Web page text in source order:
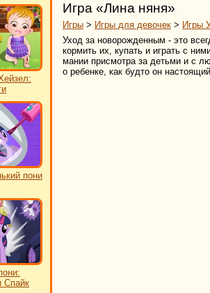
пони
Спайк
Игра «Лина няня»
Игры > Игры для девочек > Игры
Уход за новорожденным - это
кормить их, купать и играть с
мании присмотра за детьми и с
о ребенке, как будто он